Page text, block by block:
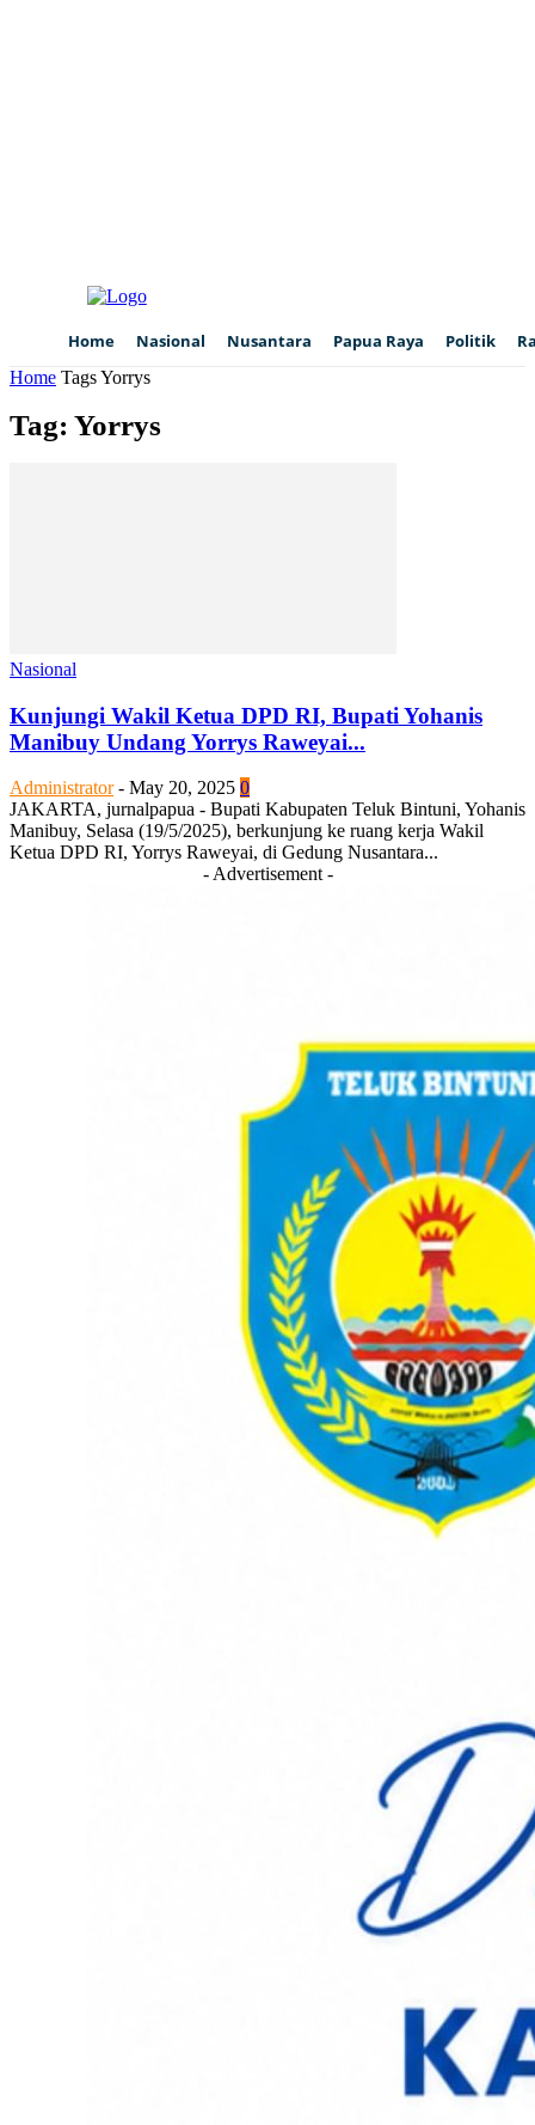
Home Nasional Nusantara Papua Raya Politik
Home TagsYorrys
Tag: Yorrys
Nasional
Kunjungi Wakil Ketua DPD RI, Bupati Yohanis
Manibuy Undang Yorrys Raweyai...
Administrator - May 20, 2025 0
JAKARTA, jurnalpapua - Bupati Kabupaten Teluk Bintuni, Yohanis
Manibuy, Selasa (19/5/2025), berkunjung ke ruang kerja Wakil
Ketua DPD RI, Yorrys Raweyai, di Gedung Nusantara...
- Advertisement -